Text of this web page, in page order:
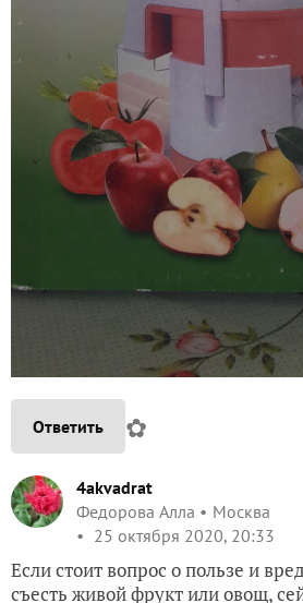
Ответить ✿
4akvadrat
Федорова Алла
Москва
25 октября 2020, 20:33
Если стоит вопрос о пользе и
съесть живой фрукт или овощ,